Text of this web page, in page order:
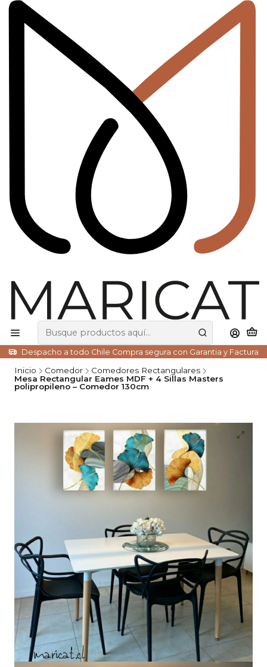
Despacho a todo Chile Compra segura con Garantia y Factura
Inicio Comedor
Comedores Rectangulares
Mesa Rectangular Eames MDF + 4 Sillas Masters
polipropileno – Comedor 130cm